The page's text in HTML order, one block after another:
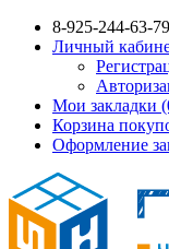
8-925-244-63-79
Личный
Мои закладки
Корзина
Оформление